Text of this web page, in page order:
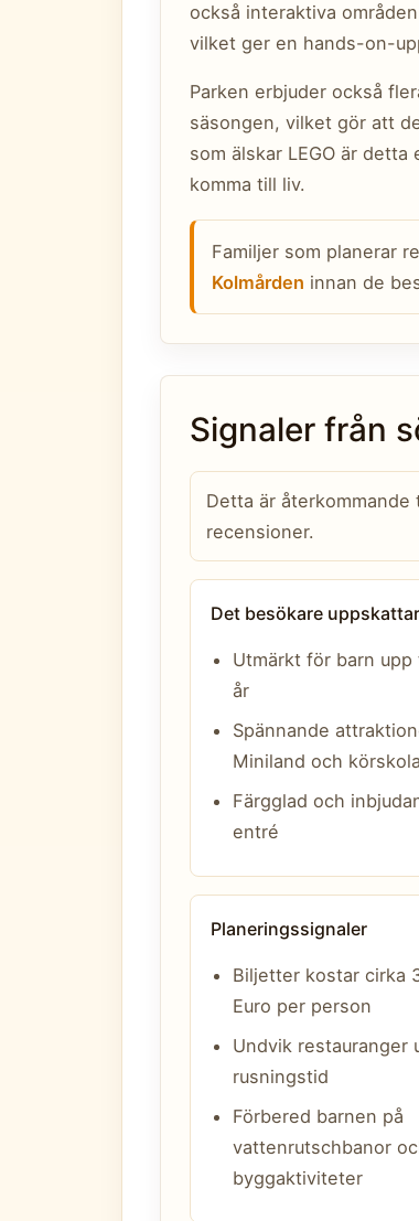
också interaktiva
vilket ger en hands-on-
Parken erbjuder också
säsongen, vilket gör att
som älskar LEGO är
komma till liv.
Familjer som planerar
Kolmården innan de
Signaler från
Detta är
recensioner.
Det besökare uppskattar
Utmärkt för barn upp
år
Spännande
Miniland och
Färgglad och
entré
Planeringssignaler
Biljetter kostar cirka
Euro per person
Undvik restauranger
rusningstid
Förbered barnen på
vattenrutschbanor
byggaktiviteter